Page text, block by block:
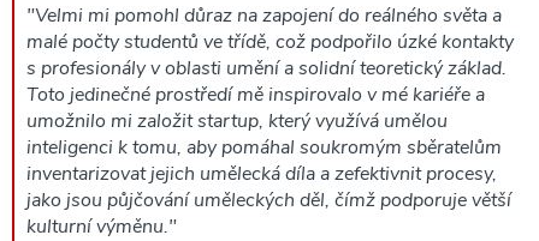
"Velmi mi pomohl důraz na zapojení do reálného světa a
malé počty studentů ve třídě, což podpořilo úzké kontakty
s profesionály v oblasti umění a solidní teoretický základ.
Toto jedinečné prostředí mě inspirovalo v mé kariéře a
umožnilo mi založit startup, který využívá umělou
inteligenci k tomu, aby pomáhal soukromým sběratelům
inventarizovat jejich umělecká díla a zefektivnit procesy,
jako jsou půjčování uměleckých děl, čímž podporuje větší
kulturní výměnu."